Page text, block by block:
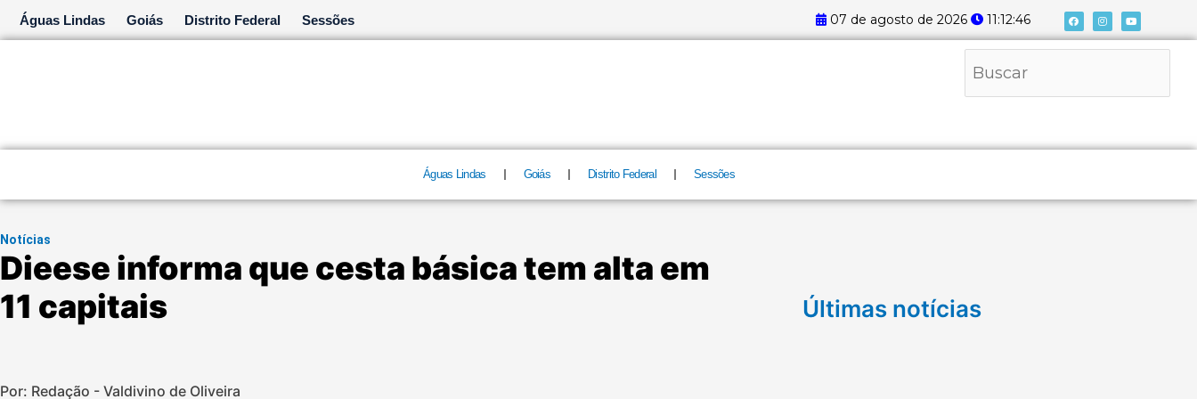
para
Águas Lindas Goiás Distrito Federal Sessões 07 de agosto de 2026 11:12:47 F
a
c
e
b
I
n
s
t
a
Y
o
u
t
u
Águas Lindas Goiás Distrito Federal Sessões
Notícias
Dieese informa que cesta básica tem alta em
11 capitais
Por: Redação - Valdivino de Oliveira
Últimas notícias